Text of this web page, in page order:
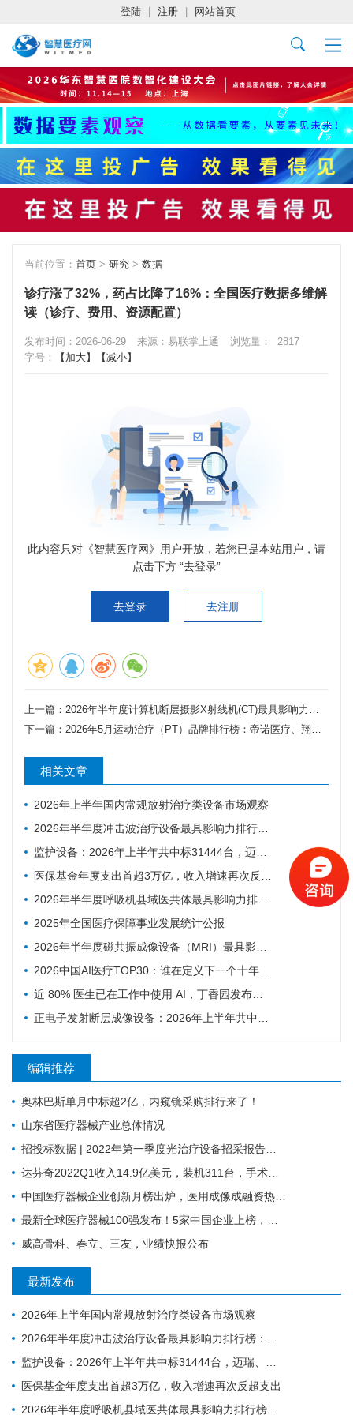
登陆 注册 网站首页
当前位置： 首页 > 研究 > 数据
诊疗涨了32%，药占比降了16%：全国医疗数据多维解
读（诊疗、费用、资源配置）
发布时间：2026-06-29 来源：易联掌上通 浏览量：
2817
字号：
【加大】 【减小】
此内容只对《智慧医疗网》用户开放，若您已是本站用户，请
点击下方 “去登录”
去登录 去注册
上一篇： 2026年半年度计算机断层摄影X射线机(CT)最具影响力排行榜：联影、GE、西门子排名前三，市场集中度CR4超七成
下一篇： 2026年5月运动治疗（PT）品牌排行榜：帝诺医疗、翔宇医疗、傅利叶排名前三
相关文章
2026年上半年国内常规放射治疗类设备市场观察
2026年半年度冲击波治疗设备最具影响力排行榜：翔宇医疗、医迈斯、慧康排名前三，XY-K-MEDICAL系列广受欢迎
监护设备：2026年上半年共中标31444台，迈瑞、科曼、飞利浦排前三
医保基金年度支出首超3万亿，收入增速再次反超支出
2026年半年度呼吸机县域医共体最具影响力排行榜：迈瑞、科曼、德尔格排名前三，市场集中度CR3超75%
2025年全国医疗保障事业发展统计公报
2026年半年度磁共振成像设备（MRI）最具影响力排行榜：西门子、联影、GE排名前三，MAGNETOM Vida等型号广受欢迎
2026中国AI医疗TOP30：谁在定义下一个十年的智慧医疗
近 80% 医生已在工作中使用 AI，丁香园发布中国医生 AI 调研
正电子发射断层成像设备：2026年上半年共中标54台，联影、GE医疗、锐世医疗排前三
编辑推荐
奥林巴斯单月中标超2亿，内窥镜采购排行来了！
山东省医疗器械产业总体情况
招投标数据 | 2022年第一季度光治疗设备招采报告：为人光大狂揽2成中标份额
达芬奇2022Q1收入14.9亿美元，装机311台，手术量同步增长19%
中国医疗器械企业创新月榜出炉，医用成像成融资热门领域
最新全球医疗器械100强发布！5家中国企业上榜，迈瑞缺席
威高骨科、春立、三友，业绩快报公布
最新发布
2026年上半年国内常规放射治疗类设备市场观察
2026年半年度冲击波治疗设备最具影响力排行榜：翔宇医疗、医迈斯、慧康排名前三，XY-K-MEDICAL系列广受欢迎
监护设备：2026年上半年共中标31444台，迈瑞、科曼、飞利浦排前三
医保基金年度支出首超3万亿，收入增速再次反超支出
2026年半年度呼吸机县域医共体最具影响力排行榜：迈瑞、科曼、德尔格排名前三，市场集中度CR3超75%